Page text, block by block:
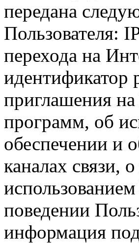
передана
Пользователя:
перехода на
идентификатор
приглашения
программ, об
обеспечении и
каналах связи,
поведении
информация